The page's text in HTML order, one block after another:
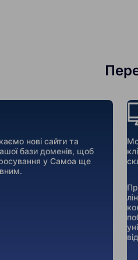
нові сайти та
бази доменів, щоб
у Самоа ще